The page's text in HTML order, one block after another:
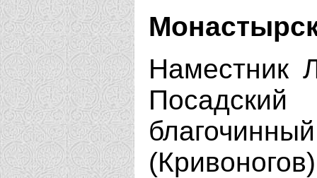
Наместник